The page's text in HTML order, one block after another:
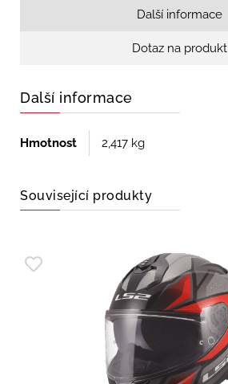
Další informace
Dotaz na produkt
Další informace
Hmotnost 2,417 kg
Související produkty